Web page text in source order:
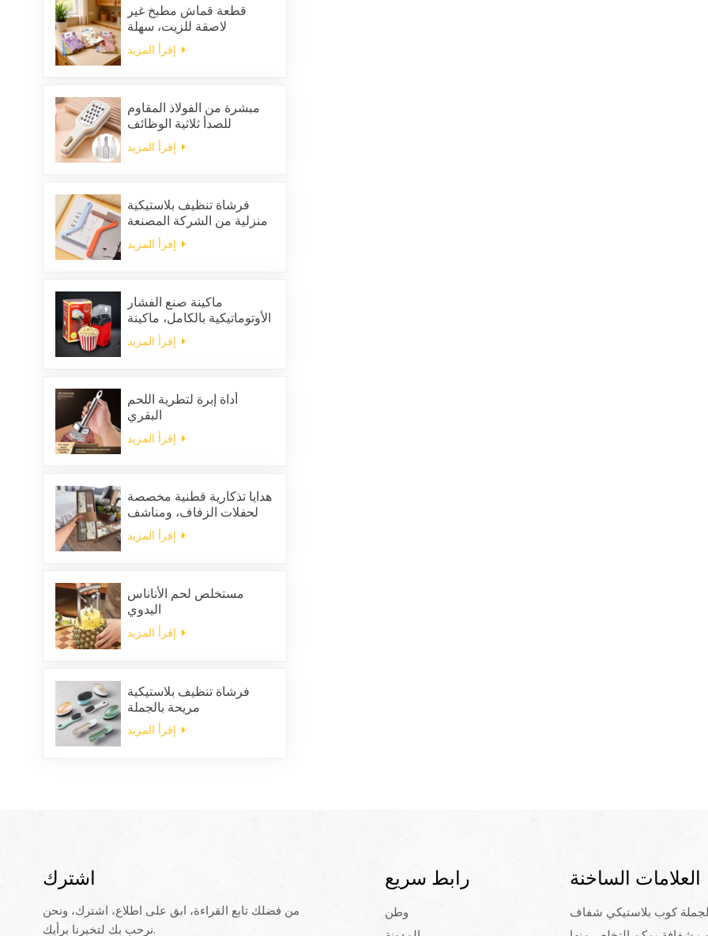
قطعة قماش مطبخ غير
لاصقة للزيت، سهلة
التنظيف، سميكة، مربعة
الشكل، مطبوعة، مصنوعة
للبيئة
مبشرة من الفولاذ المقاوم
للصدأ ثلاثية الوظائف
فرشاة تنظيف بلاستيكية
منزلية من الشركة المصنعة
لإزالة الشعر الساكن من
الملابس
ماكينة صنع الفشار
الأوتوماتيكية بالكامل، ماكينة
صنع الفشار المنزلية
المحمولة
أداة إبرة لتطرية اللحم
البقري
هدايا تذكارية قطنية مخصصة
لحفلات الزفاف، ومناشف
مطبخ منزلية للتنظيف،
ومجموعة هدايا من المناديل
مستخلص لحم الأناناس
اليدوي
فرشاة تنظيف بلاستيكية
مريحة بالجملة
اشترك
من فضلك تابع القراءة، ابق على اطلاع، اشترك، ونحن
نرحب بك لتخبرنا برأيك.
رابط سريع
وطن
العلامات الساخنة
كوب بلاستيكي شفاف